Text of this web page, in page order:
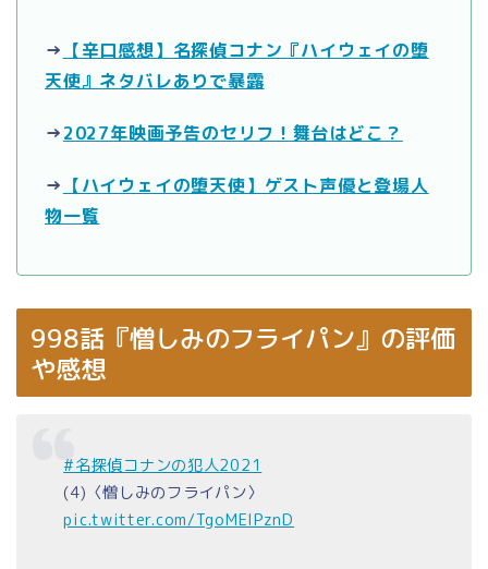
→ 【辛口感想】名探偵コナン『ハイウェイの堕
天使』ネタバレありで暴露
→2027年映画予告のセリフ！舞台はどこ？
→ 【ハイウェイの堕天使】ゲスト声優と登場人
物一覧
998話『憎しみのフライパン』の評価
や感想
#名探偵コナンの犯人2021
(4)〈憎しみのフライパン〉
pic.twitter.com/TgoMEIPznD